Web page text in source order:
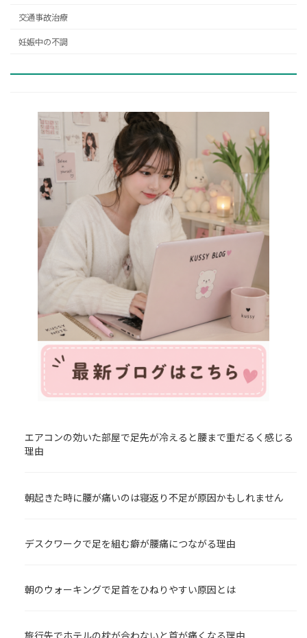
交通事故治療
妊娠中の不調
エアコンの効いた部屋で足先が冷えると腰まで重だるく感じる
理由
朝起きた時に腰が痛いのは寝返り不足が原因かもしれません
デスクワークで足を組む癖が腰痛につながる理由
朝のウォーキングで足首をひねりやすい原因とは